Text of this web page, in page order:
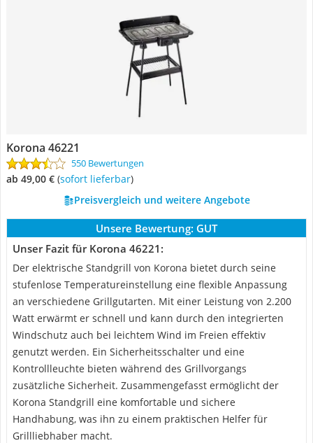
Korona 46221
550 Bewertungen
ab 49,00 € ( Sofort lieferbar)
Preisvergleich und weitere Angebote
Unsere Bewertung: GUT
Unser Fazit für Korona 46221:
Der elektrische Standgrill von Korona bietet durch seine
stufenlose Temperatureinstellung eine flexible Anpassung
an verschiedene Grillgutarten. Mit einer Leistung von 2.200
Watt erwärmt er schnell und kann durch den integrierten
Windschutz auch bei leichtem Wind im Freien effektiv
genutzt werden. Ein Sicherheitsschalter und eine
Kontrollleuchte bieten während des Grillvorgangs
zusätzliche Sicherheit. Zusammengefasst ermöglicht der
Korona Standgrill eine komfortable und sichere
Handhabung, was ihn zu einem praktischen Helfer für
Grillliebhaber macht.